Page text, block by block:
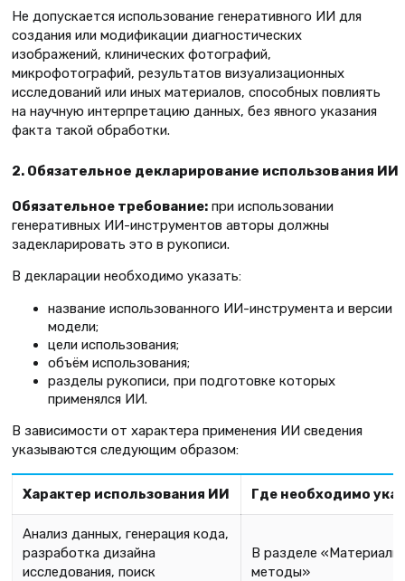
Не допускается использование генеративного ИИ для
создания или модификации диагностических
изображений, клинических фотографий,
микрофотографий, результатов визуализационных
исследований или иных материалов, способных повлиять
на научную интерпретацию данных, без явного указания
факта такой обработки.
2. Обязательное декларирование использования ИИ
Обязательное требование: при использовании
генеративных ИИ-инструментов авторы должны
задекларировать это в рукописи.
В декларации необходимо указать:
название использованного ИИ-инструмента и версии
модели;
цели использования;
объём использования;
разделы рукописи, при подготовке которых
применялся ИИ.
В зависимости от характера применения ИИ сведения
указываются следующим образом:
Характер использования ИИ Где необходимо
Анализ данных, генерация кода,
разработка дизайна
исследования, поиск
В разделе «Материалы
методы»